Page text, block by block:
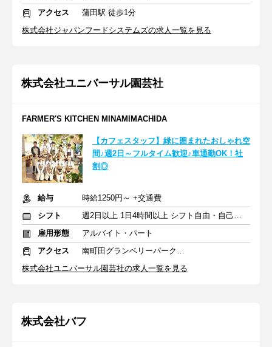
アクセス
蒲田駅 徒歩1分
株式会社ジャパンフードシステムズの求人一覧を見る
株式会社ユニバーサル園芸社
FARMER'S KITCHEN MINAMIMACHIDA
【カフェスタッフ】緑に囲まれたおしゃれ空
間♪週2日～フルタイム歓迎♪車通勤OK！社
割◎
給与
時給1250円～ +交通費
シフト
週2日以上 1日4時間以上 シフト自由・自己申告
雇用形態
アルバイト・パート
アクセス
南町田グランベリーパーク駅 徒歩7分
株式会社ユニバーサル園芸社の求人一覧を見る
株式会社バフ